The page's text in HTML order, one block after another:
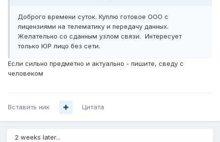
Доброго времени суток. Куплю готовое ООО с
лицензиями на телематику и передачу данных.
Желательно со сданным узлом связи. Интересует
только ЮР лицо без сети.
Если сильно предметно и актуально - пишите, сведу с
человеком
Вставить ник Цитата
2 weeks later...